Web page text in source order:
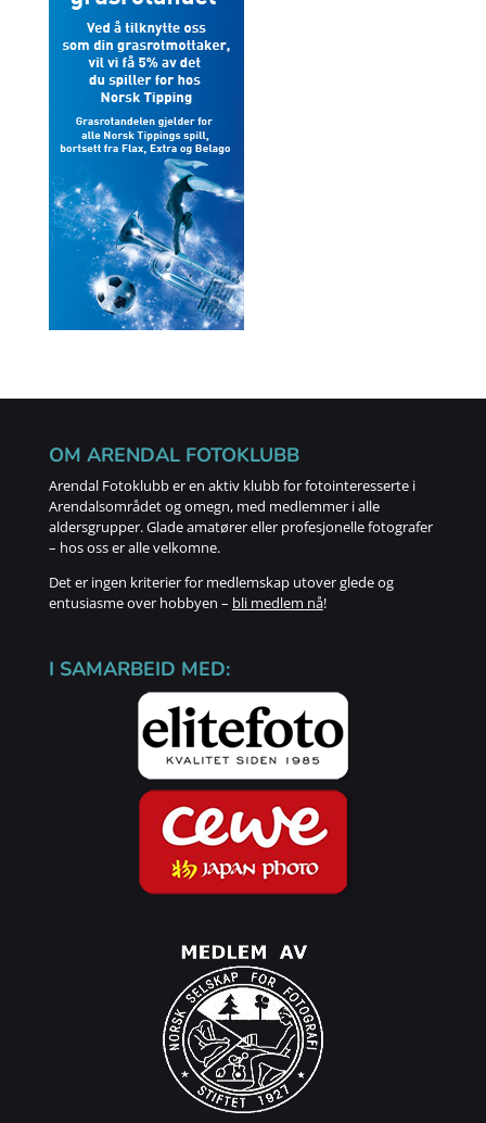
OM ARENDAL FOTOKLUBB
Arendal Fotoklubb er en aktiv klubb for fotointeresserte i
Arendalsområdet og omegn, med medlemmer i alle
aldersgrupper. Glade amatører eller profesjonelle fotografer
– hos oss er alle velkomne.
Det er ingen kriterier for medlemskap utover glede og
entusiasme over hobbyen – bli medlem nå!
I SAMARBEID MED: